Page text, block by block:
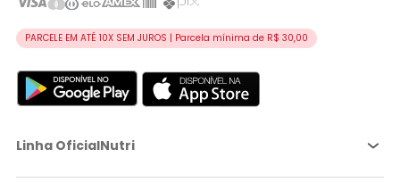
PARCELE EM ATÉ 10X SEM JUROS | Parcela mínima de R$ 30,00
Linha OficialNutri